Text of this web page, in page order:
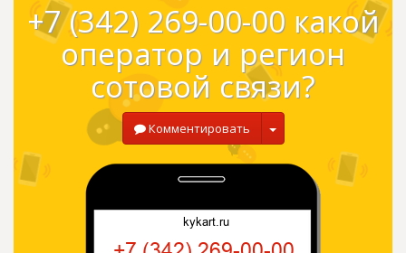
+7 (342) 269-00-00 какой
оператор и регион
сотовой связи?
Комментировать